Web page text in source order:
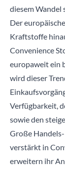
diesem Wandel
Der
Kraftstoffe
Convenience
europaweit ein
wird dieser
Verfügbarkeit,
sowie den
Große
verstärkt in
erweitern ihr